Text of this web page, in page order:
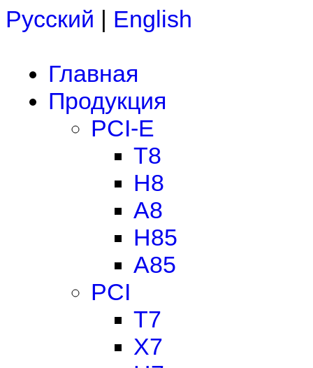
Русский | English
Главная
Продукция
PCI-E
T8
H8
A8
H85
A85
PCI
T7
X7